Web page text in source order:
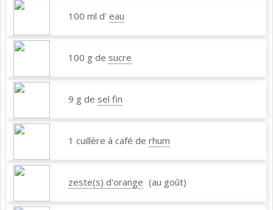
100 ml d' eau
100 g de sucre
9 g de sel fin
1 cuillère à café de rhum
zeste(s) d'orange (au goût)